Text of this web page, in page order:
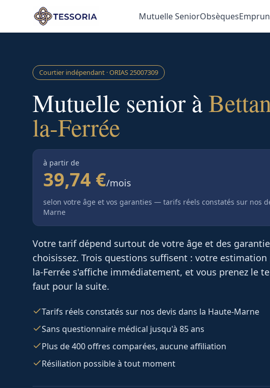
Aller au contenu principal
Mutuelle SeniorObsèques
Courtier indépendant · ORIAS25007309
Mutuelle senior à
la-Ferrée
à partir de
39,74 €/mois
selon votre âge et vos garanties — tarifs réels constatés sur nos
Marne
Votre tarif dépend surtout de votre âge et des
choisissez. Trois questions suffisent : votre estimation
la-Ferrée s'affiche immédiatement, et vous prenez le
faut pour la suite.
Tarifs réels constatés sur nos devis dans la Haute-Marne
Sans questionnaire médical jusqu'à 85 ans
Plus de 400 offres comparées, aucune affiliation
Résiliation possible à tout moment